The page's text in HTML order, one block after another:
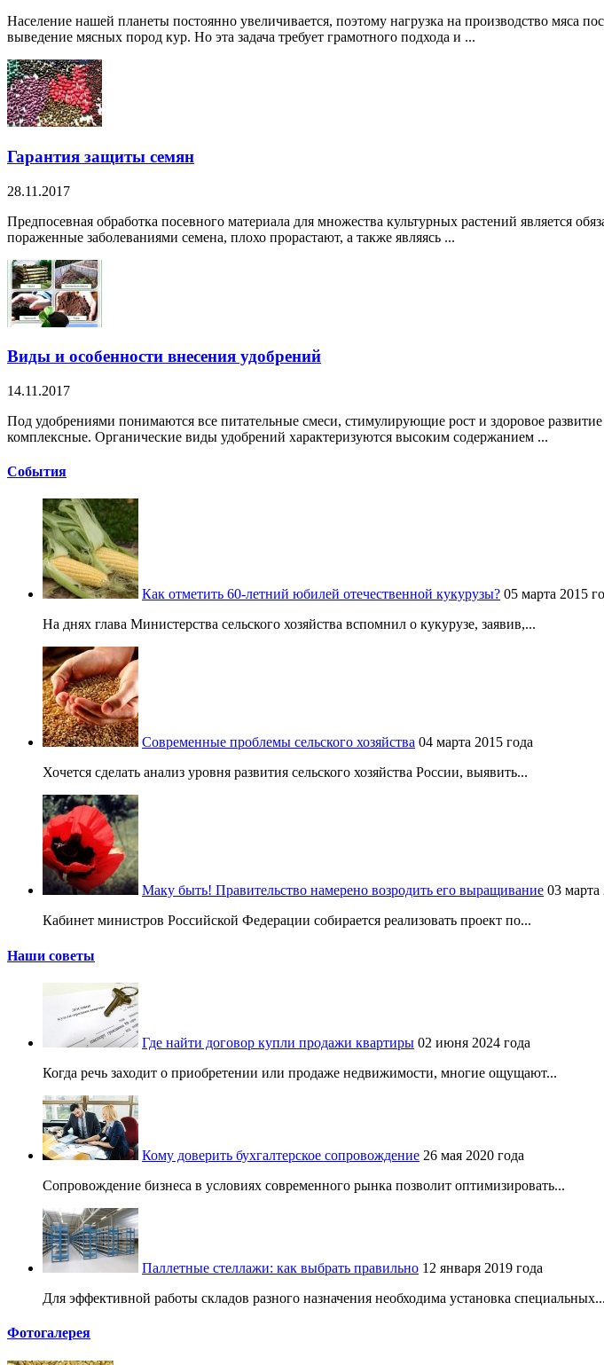
Население нашей планеты постоянно увеличивается, поэтому нагрузка на производство мяса
выведение мясных пород кур. Но эта задача требует грамотного подхода и ...
Гарантия защиты семян
28.11.2017
Предпосевная обработка посевного материала для множества культурных растений является
пораженные заболеваниями семена, плохо прорастают, а также являясь ...
Виды и особенности внесения удобрений
14.11.2017
Под удобрениями понимаются все питательные смеси, стимулирующие рост и здоровое
комплексные. Органические виды удобрений характеризуются высоким содержанием ...
Cобытия
Как отметить 60-летний юбилей отечественной кукурузы? 05 марта 2015
На днях глава Министерства сельского хозяйства вспомнил о кукурузе, заявив,...
Современные проблемы сельского хозяйства 04 марта 2015 года
Хочется сделать анализ уровня развития сельского хозяйства России, выявить...
Маку быть! Правительство намерено возродить его выращивание 03 марта
Кабинет министров Российской Федерации собирается реализовать проект по...
Наши советы
Где найти договор купли продажи квартиры 02 июня 2024 года
Когда речь заходит о приобретении или продаже недвижимости, многие ощущают...
Кому доверить бухгалтерское сопровождение 26 мая 2020 года
Сопровождение бизнеса в условиях современного рынка позволит оптимизировать...
Паллетные стеллажи: как выбрать правильно 12 января 2019 года
Для эффективной работы складов разного назначения необходима установка специальных...
Фотогалерея